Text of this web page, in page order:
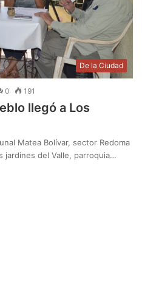
De la Ciudad
0 191
llegó a Los
Matea Bolívar, sector Redoma
jardines del Valle, parroquia…